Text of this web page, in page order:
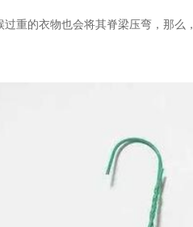
重的衣物也会将其脊梁压弯，那么，